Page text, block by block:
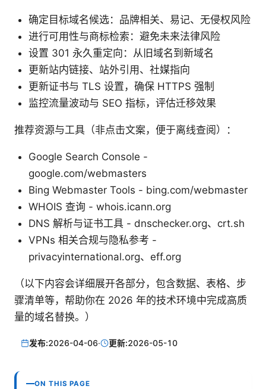
确定目标域名候选：品牌相关、易记、无侵权风险
进行可用性与商标检索：避免未来法律风险
设置 301 永久重定向：从旧域名到新域名
更新站内链接、站外引用、社媒指向
更新证书与 TLS 设置，确保 HTTPS 强制
监控流量波动与 SEO 指标，评估迁移效果
推荐资源与工具（非点击文案，便于离线查阅）：
Google Search Console -
google.com/webmasters
Bing Webmaster Tools - bing.com/webmaster
WHOIS 查询 - whois.icann.org
DNS 解析与证书工具 - dnschecker.org、crt.sh
VPNs 相关合规与隐私参考 -
privacyinternational.org、eff.org
（以下内容会详细展开各部分，包含数据、表格、步
骤清单等，帮助你在 2026 年的技术环境中完成高质
量的域名替换。）
发布:2026-04-06· 更新:2026-05-10
ON THIS PAGE